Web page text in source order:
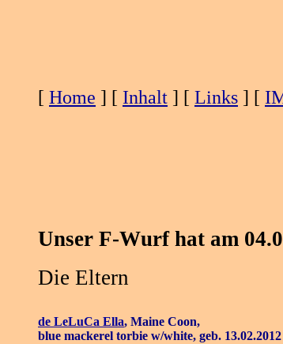
[ Home ] [ Inhalt ] [ Links ] [
Unser F-Wurf hat am
Die Eltern
de LeLuCa Ella, Maine Coon,
blue mackerel torbie w/white, geb. 13.02.2012